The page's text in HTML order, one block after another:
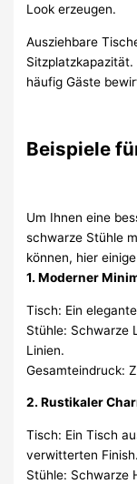
Look erzeugen.
Ausziehbare
häufig Gäste
Beispiele
Um Ihnen eine
schwarze Stühle
können, hier
1. Moderner
Tisch: Ein
Stühle: Schwarze
Linien.
Gesamteindruck:
2. Rustikaler
Tisch: Ein Tisch
verwitterten Finish.
Stühle: Schwarze